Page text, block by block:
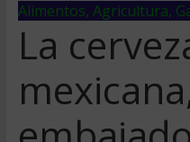
Alimentos, Agricultura,
La